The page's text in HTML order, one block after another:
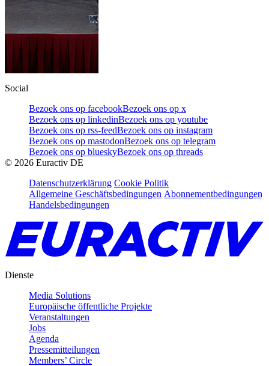
Social
Bezoek ons op facebookBezoek ons op x
Bezoek ons op linkedinBezoek ons op youtube
Bezoek ons op rss-feedBezoek ons op instagram
Bezoek ons op mastodonBezoek ons op telegram
Bezoek ons op blueskyBezoek ons op threads
© 2026 Euractiv DE
Datenschutzerklärung Cookie Politik
Allgemeine Geschäftsbedingungen Abonnementbedingungen
Handelsbedingungen
Dienste
Media Solutions
Europäische öffentliche Projekte
Veranstaltungen
Jobs
Agenda
Pressemitteilungen
Members’ Circle